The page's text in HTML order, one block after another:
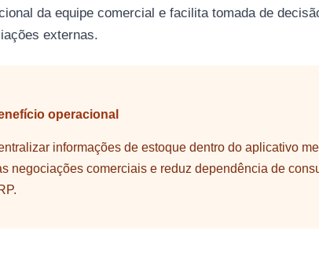
da equipe comercial e facilita tomada de
externas.
operacional
informações de estoque dentro do aplicativo
negociações comerciais e reduz dependência de